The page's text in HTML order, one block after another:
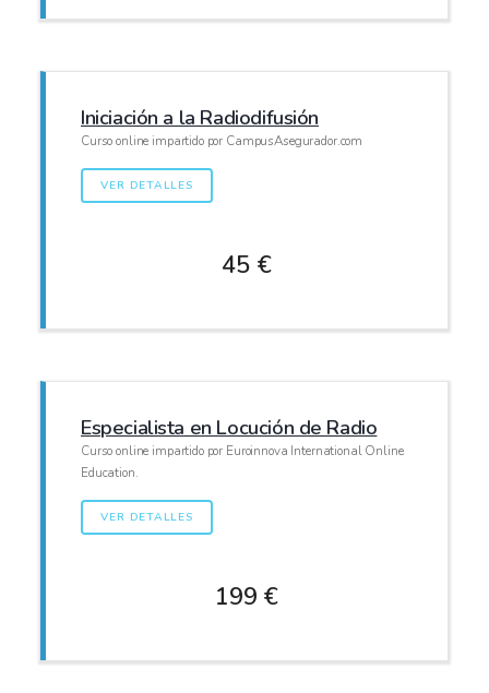
Iniciación a la Radiodifusión
Curso online impartido por CampusAsegurador.com
VER DETALLES
45 €
Especialista en Locución de Radio
Curso online impartido por Euroinnova International Online
Education.
VER DETALLES
199 €